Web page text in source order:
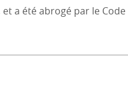
a été abrogé par le